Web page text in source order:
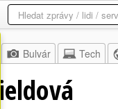
Bulvár Tech